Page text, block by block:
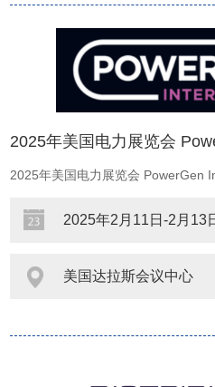
2025年美国电力展览会
2025年美国电力展览会 PowerGen
2025年2月11日-2月13
美国达拉斯会议中心